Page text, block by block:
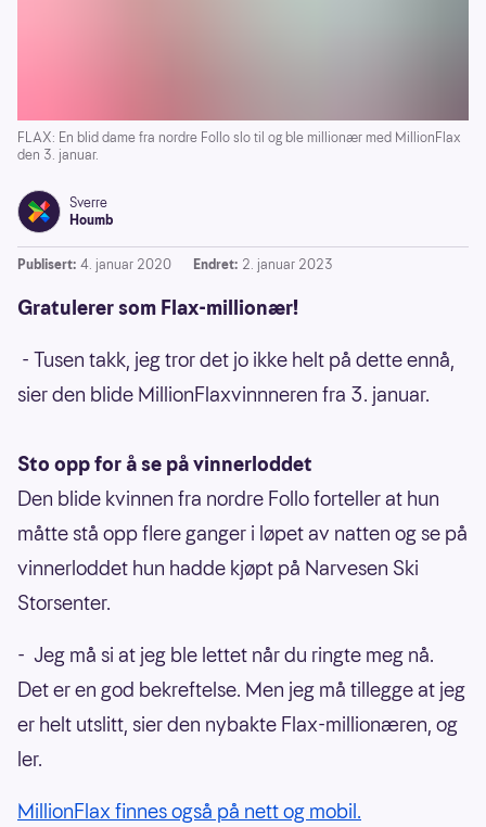
FLAX: En blid dame fra nordre Follo slo til og ble millionær med MillionFlax
den 3. januar.
Sverre
Houmb
Publisert: 4. januar 2020 Endret: 2. januar 2023
Gratulerer som Flax-millionær!
- Tusen takk, jeg tror det jo ikke helt på dette ennå,
sier den blide MillionFlaxvinnneren fra 3. januar.
Sto opp for å se på vinnerloddet
Den blide kvinnen fra nordre Follo forteller at hun
måtte stå opp flere ganger i løpet av natten og se på
vinnerloddet hun hadde kjøpt på Narvesen Ski
Storsenter.
- Jeg må si at jeg ble lettet når du ringte meg nå.
Det er en god bekreftelse. Men jeg må tillegge at jeg
er helt utslitt, sier den nybakte Flax-millionæren, og
ler.
MillionFlax finnes også på nett og mobil.